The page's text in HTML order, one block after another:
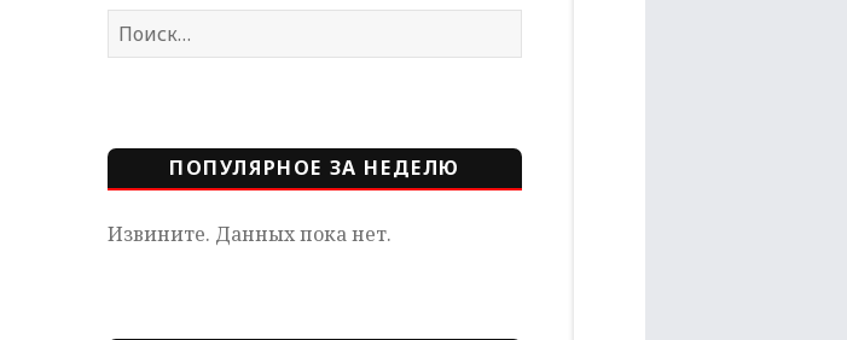
Найти:
ПОПУЛЯРНОЕ ЗА НЕДЕЛЮ
Извините. Данных пока нет.